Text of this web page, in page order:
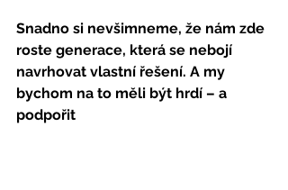
Snadno si nevšimneme, že nám zde
roste generace, která se nebojí
navrhovat vlastní řešení. A my
bychom na to měli být hrdí – a
podpořit